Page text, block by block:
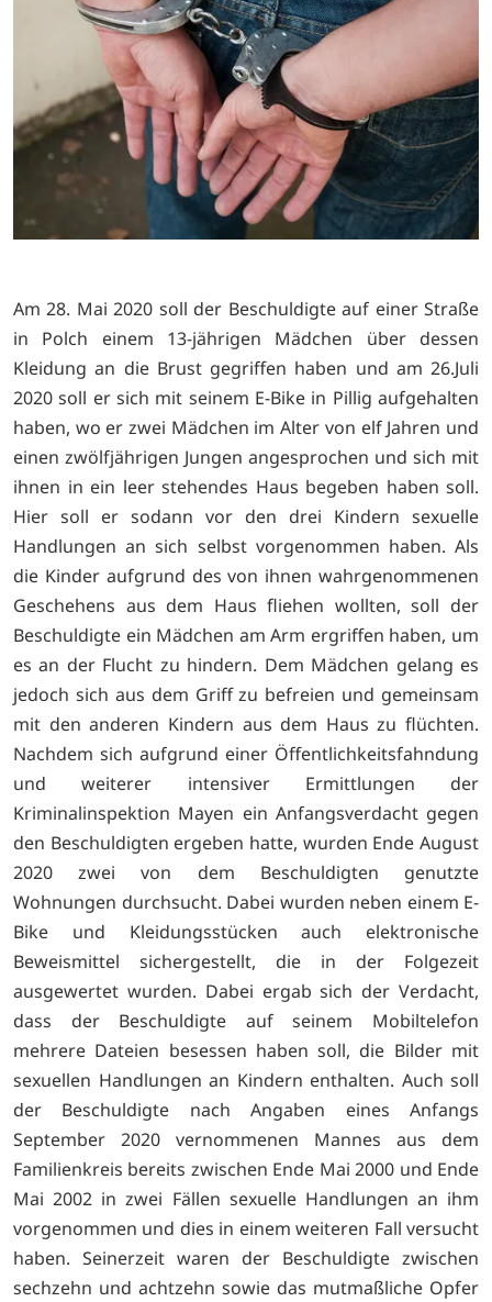
Am 28. Mai 2020 soll der Beschuldigte auf einer Straße
in Polch einem 13-jährigen Mädchen über dessen
Kleidung an die Brust gegriffen haben und am 26.Juli
2020 soll er sich mit seinem E-Bike in Pillig aufgehalten
haben, wo er zwei Mädchen im Alter von elf Jahren und
einen zwölfjährigen Jungen angesprochen und sich mit
ihnen in ein leer stehendes Haus begeben haben soll.
Hier soll er sodann vor den drei Kindern sexuelle
Handlungen an sich selbst vorgenommen haben. Als
die Kinder aufgrund des von ihnen wahrgenommenen
Geschehens aus dem Haus fliehen wollten, soll der
Beschuldigte ein Mädchen am Arm ergriffen haben, um
es an der Flucht zu hindern. Dem Mädchen gelang es
jedoch sich aus dem Griff zu befreien und gemeinsam
mit den anderen Kindern aus dem Haus zu flüchten.
Nachdem sich aufgrund einer Öffentlichkeitsfahndung
und weiterer intensiver Ermittlungen der
Kriminalinspektion Mayen ein Anfangsverdacht gegen
den Beschuldigten ergeben hatte, wurden Ende August
2020 zwei von dem Beschuldigten genutzte
Wohnungen durchsucht. Dabei wurden neben einem E-
Bike und Kleidungsstücken auch elektronische
Beweismittel sichergestellt, die in der Folgezeit
ausgewertet wurden. Dabei ergab sich der Verdacht,
dass der Beschuldigte auf seinem Mobiltelefon
mehrere Dateien besessen haben soll, die Bilder mit
sexuellen Handlungen an Kindern enthalten. Auch soll
der Beschuldigte nach Angaben eines Anfangs
September 2020 vernommenen Mannes aus dem
Familienkreis bereits zwischen Ende Mai 2000 und Ende
Mai 2002 in zwei Fällen sexuelle Handlungen an ihm
vorgenommen und dies in einem weiteren Fall versucht
haben. Seinerzeit waren der Beschuldigte zwischen
sechzehn und achtzehn sowie das mutmaßliche Opfer